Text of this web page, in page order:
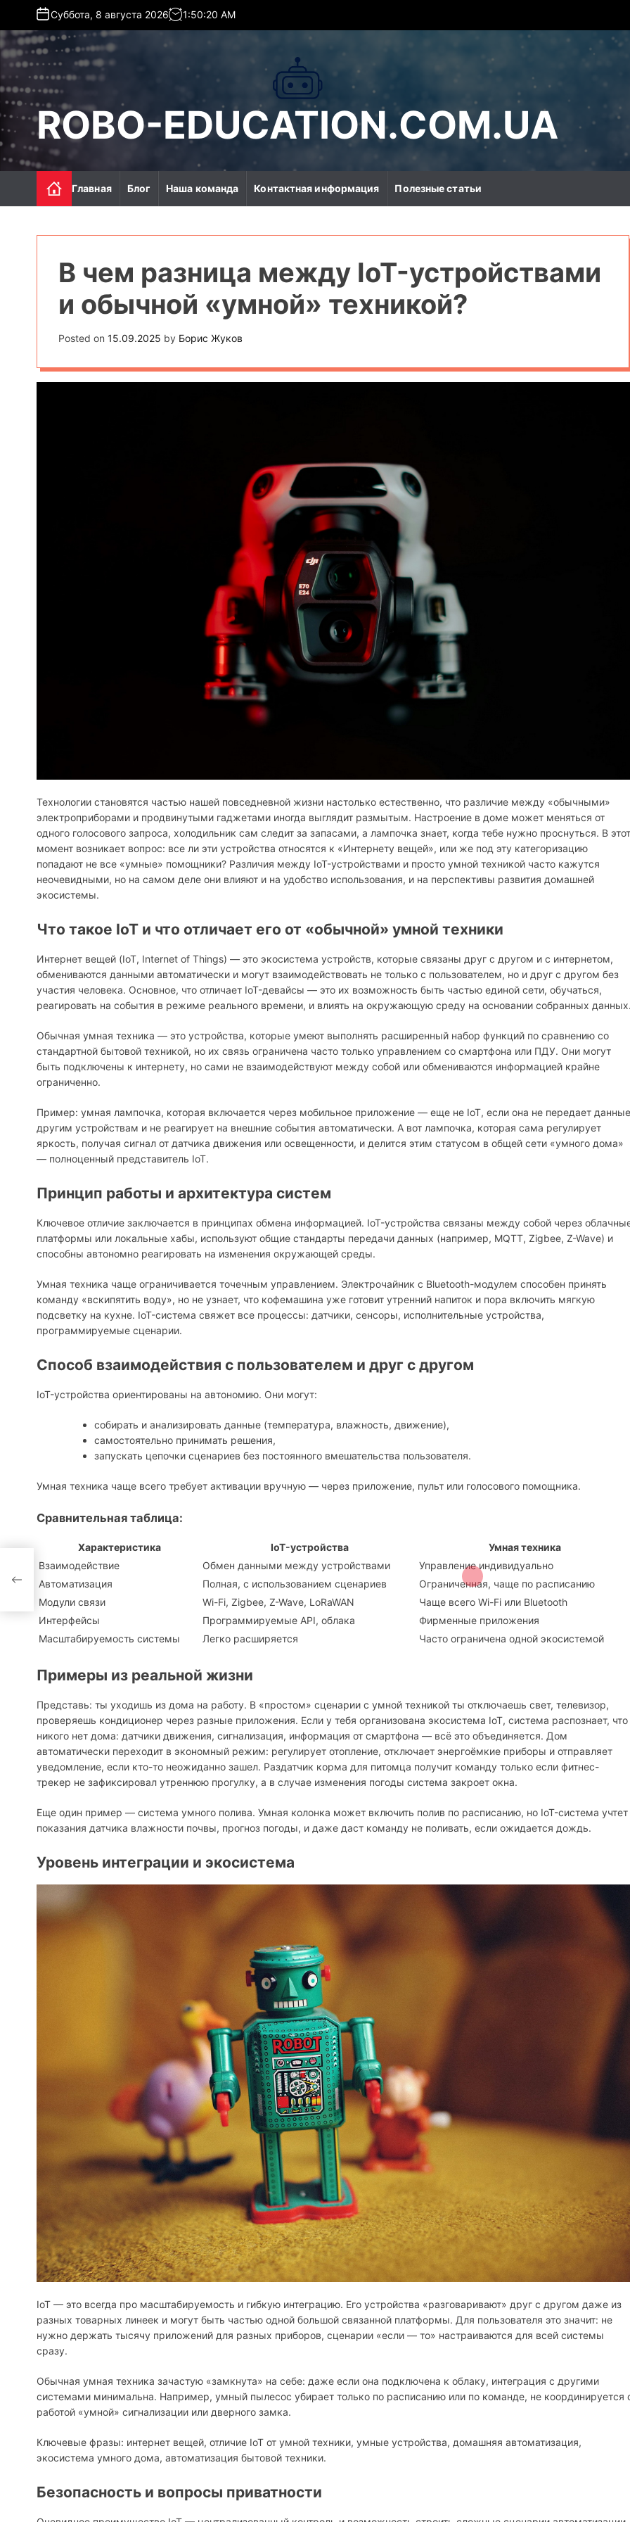
p
o
o
n
t
e
Суббота, 8 августа 2026 1:50:22 AM
ROBO-EDUCATION.COM.UA
Главная Блог Наша команда Контактная информация Полезные статьи
В чем разница между IoT-устройствами
и обычной «умной» техникой?
Posted on 15.09.2025 by Борис Жуков
Технологии становятся частью нашей повседневной жизни настолько естественно, что различие между «обычными»
электроприборами и продвинутыми гаджетами иногда выглядит размытым. Настроение в доме может меняться от
одного голосового запроса, холодильник сам следит за запасами, а лампочка знает, когда тебе нужно проснуться. В этот
момент возникает вопрос: все ли эти устройства относятся к «Интернету вещей», или же под эту категоризацию
попадают не все «умные» помощники? Различия между IoT-устройствами и просто умной техникой часто кажутся
неочевидными, но на самом деле они влияют и на удобство использования, и на перспективы развития домашней
экосистемы.
Что такое IoT и что отличает его от «обычной» умной техники
Интернет вещей (IoT, Internet of Things) — это экосистема устройств, которые связаны друг с другом и с интернетом,
обмениваются данными автоматически и могут взаимодействовать не только с пользователем, но и друг с другом без
участия человека. Основное, что отличает IoT-девайсы — это их возможность быть частью единой сети, обучаться,
реагировать на события в режиме реального времени, и влиять на окружающую среду на основании собранных
Обычная умная техника — это устройства, которые умеют выполнять расширенный набор функций по сравнению со
стандартной бытовой техникой, но их связь ограничена часто только управлением со смартфона или ПДУ. Они могут
быть подключены к интернету, но сами не взаимодействуют между собой или обмениваются информацией крайне
ограниченно.
Пример: умная лампочка, которая включается через мобильное приложение — еще не IoT, если она не передает данные
другим устройствам и не реагирует на внешние события автоматически. А вот лампочка, которая сама регулирует
яркость, получая сигнал от датчика движения или освещенности, и делится этим статусом в общей сети «умного дома»
— полноценный представитель IoT.
Принцип работы и архитектура систем
Ключевое отличие заключается в принципах обмена информацией. IoT-устройства связаны между собой через
платформы или локальные хабы, используют общие стандарты передачи данных (например, MQTT, Zigbee, Z-Wave) и
способны автономно реагировать на изменения окружающей среды.
Умная техника чаще ограничивается точечным управлением. Электрочайник с Bluetooth-модулем способен принять
команду «вскипятить воду», но не узнает, что кофемашина уже готовит утренний напиток и пора включить мягкую
подсветку на кухне. IoT-система свяжет все процессы: датчики, сенсоры, исполнительные устройства,
программируемые сценарии.
Способ взаимодействия с пользователем и друг с другом
IoT-устройства ориентированы на автономию. Они могут:
собирать и анализировать данные (температура, влажность, движение),
самостоятельно принимать решения,
запускать цепочки сценариев без постоянного вмешательства пользователя.
Умная техника чаще всего требует активации вручную — через приложение, пульт или голосового помощника.
Сравнительная таблица:
Характеристика IoT-устройства
Умная техника
Взаимодействие
Обмен данными между устройствами
Управление индивидуально
Автоматизация
Полная, с использованием сценариев
Ограниченная, чаще по расписанию
Модули связи
Wi-Fi, Zigbee, Z-Wave, LoRaWAN
Чаще всего Wi-Fi или Bluetooth
Интерфейсы
Программируемые API, облака
Фирменные приложения
Масштабируемость системы
Легко расширяется Часто ограничена одной экосистемой
Примеры из реальной жизни
Представь: ты уходишь из дома на работу. В «простом» сценарии с умной техникой ты отключаешь свет, телевизор,
проверяешь кондиционер через разные приложения. Если у тебя организована экосистема IoT, система распознает, что
никого нет дома: датчики движения, сигнализация, информация от смартфона — всё это объединяется. Дом
автоматически переходит в экономный режим: регулирует отопление, отключает энергоёмкие приборы и отправляет
уведомление, если кто-то неожиданно зашел. Раздатчик корма для питомца получит команду только если фитнес-
трекер не зафиксировал утреннюю прогулку, а в случае изменения погоды система закроет окна.
Еще один пример — система умного полива. Умная колонка может включить полив по расписанию, но IoT-система учтет
показания датчика влажности почвы, прогноз погоды, и даже даст команду не поливать, если ожидается дождь.
Уровень интеграции и экосистема
IoT — это всегда про масштабируемость и гибкую интеграцию. Его устройства «разговаривают» друг с другом даже из
разных товарных линеек и могут быть частью одной большой связанной платформы. Для пользователя это значит: не
нужно держать тысячу приложений для разных приборов, сценарии «если — то» настраиваются для всей системы
сразу.
Обычная умная техника зачастую «замкнута» на себе: даже если она подключена к облаку, интеграция с другими
системами минимальна. Например, умный пылесос убирает только по расписанию или по команде, не координируется
работой «умной» сигнализации или дверного замка.
Ключевые фразы: интернет вещей, отличие IoT от умной техники, умные устройства, домашняя автоматизация,
экосистема умного дома, автоматизация бытовой техники.
Безопасность и вопросы приватности